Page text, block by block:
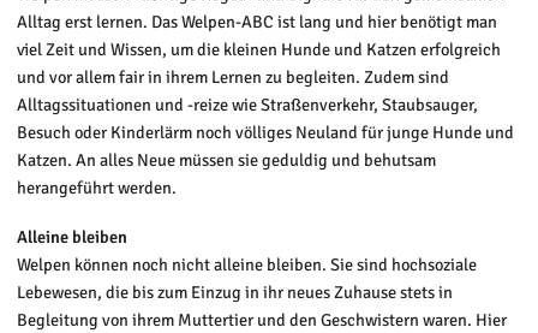
Alltag erst lernen. Das Welpen-ABC ist lang und hier benötigt man
viel Zeit und Wissen, um die kleinen Hunde und Katzen erfolgreich
und vor allem fair in ihrem Lernen zu begleiten. Zudem sind
Alltagssituationen und -reize wie Straßenverkehr, Staubsauger,
Besuch oder Kinderlärm noch völliges Neuland für junge Hunde und
Katzen. An alles Neue müssen sie geduldig und behutsam
herangeführt werden.
Alleine bleiben
Welpen können noch nicht alleine bleiben. Sie sind hochsoziale
Lebewesen, die bis zum Einzug in ihr neues Zuhause stets in
Begleitung von ihrem Muttertier und den Geschwistern waren. Hier